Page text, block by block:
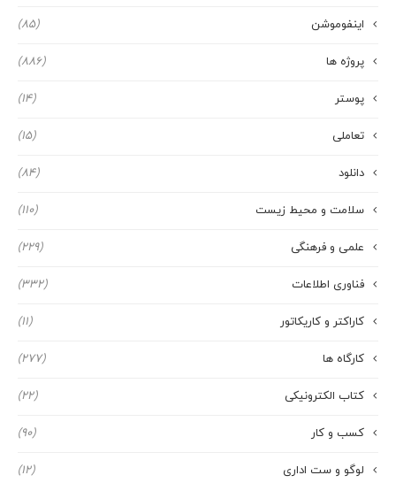
اینفوموشن (85)
پروژه ها (886)
پوستر (14)
تعاملی (15)
دانلود (84)
سلامت و محیط زیست (110)
علمی و فرهنگی (229)
فناوری اطلاعات (332)
کاراکتر و کاریکاتور (11)
کارگاه ها (277)
کتاب الکترونیکی (22)
کسب و کار (90)
لوگو و ست اداری (12)